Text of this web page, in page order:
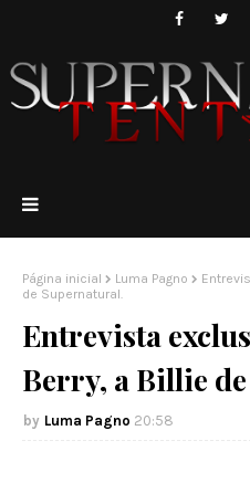
Página inicial Luma Pagno
de Supernatural.
Entrevista
Berry, a Billie
Luma Pagno 20:58